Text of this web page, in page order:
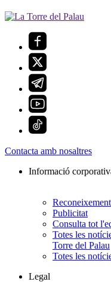
Contacta amb nosaltres
Informació
Publicitat
Consulta tot
Totes les
Torre del Palau
Totes les
Legal